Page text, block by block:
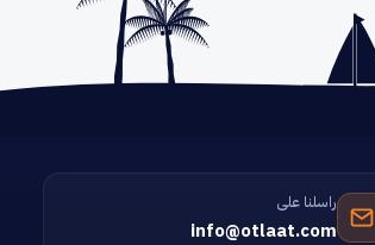
راسلنا على
info@otlaat.com